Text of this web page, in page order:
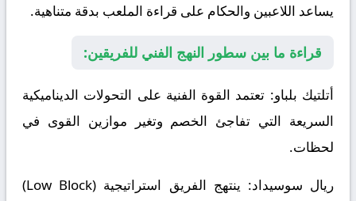
يساعد اللاعبين والحكام على قراءة الملعب بدقة متناهية.
قراءة ما بين سطور النهج الفني للفريقين:
أتلتيك بلباو: تعتمد القوة الفنية على التحولات الديناميكية
السريعة التي تفاجئ الخصم وتغير موازين القوى في
لحظات.
ريال سوسيداد
: ينتهج الفريق استراتيجية (Low Block)